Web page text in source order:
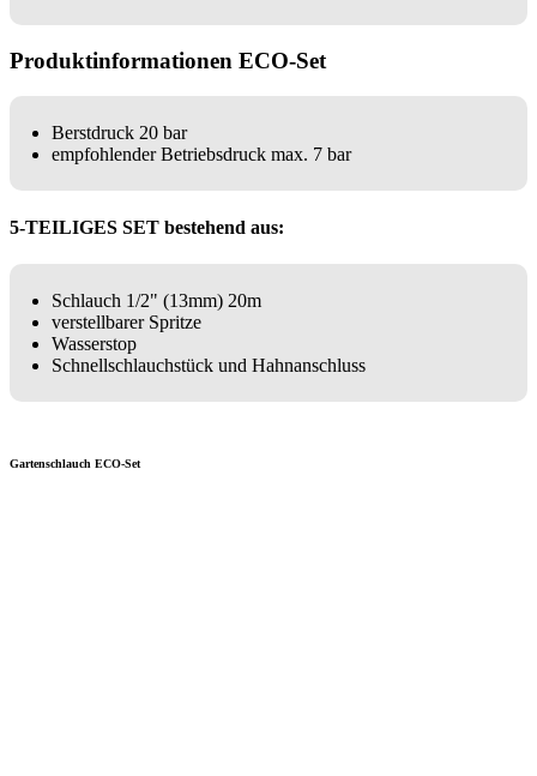
Produktinformationen ECO-Set
Berstdruck 20 bar
empfohlender Betriebsdruck max. 7 bar
5-TEILIGES SET bestehend aus:
Schlauch 1/2" (13mm) 20m
verstellbarer Spritze
Wasserstop
Schnellschlauchstück und Hahnanschluss
Gartenschlauch ECO-Set